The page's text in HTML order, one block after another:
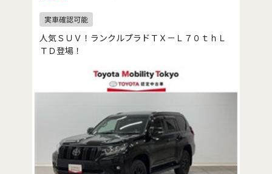
人気ＳＵＶ！ランクルプラドＴＸ－Ｌ７０ｔｈＬ
ＴＤ登場！